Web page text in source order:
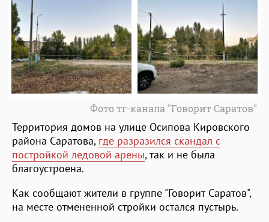
Фото тг-канала "Говорит Саратов"
Территория домов на улице Осипова Кировского
района Саратова, где разразился скандал с
постройкой ледовой арены, так и не была
благоустроена.
Как сообщают жители в группе "Говорит Саратов",
на месте отмененной стройки остался пустырь.